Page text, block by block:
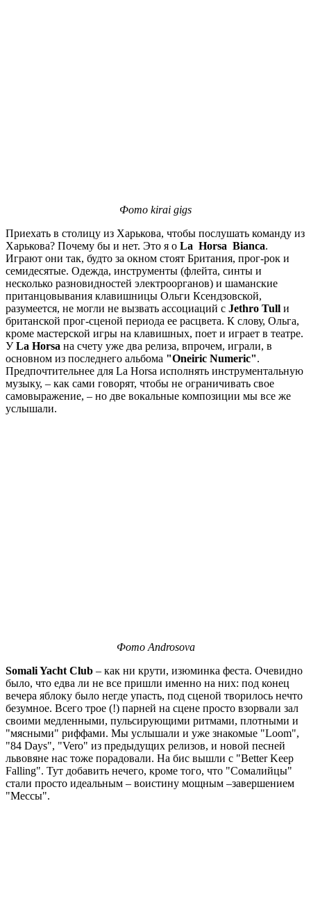
Фото kirai gigs
Приехать в столицу из Харькова, чтобы послушать команду из
Харькова? Почему бы и нет. Это я о La Horsa Bianca.
Играют они так, будто за окном стоят Британия, прог-рок и
семидесятые. Одежда, инструменты (флейта, синты и
несколько разновидностей электроорганов) и шаманские
пританцовывания клавишницы Ольги Ксендзовской,
разумеется, не могли не вызвать ассоциаций с Jethro Tull и
британской прог-сценой периода ее расцвета. К слову, Ольга,
кроме мастерской игры на клавишных, поет и играет в театре.
УLa Horsa на счету уже два релиза, впрочем, играли, в
основном из последнего альбома "Oneiric Numeric".
Предпочтительнее для La Horsa исполнять инструментальную
музыку, – как сами говорят, чтобы не ограничивать свое
самовыражение, – но две вокальные композиции мы все же
услышали.
Фото Androsova
Somali Yacht Club – как ни крути, изюминка феста. Очевидно
было, что едва ли не все пришли именно на них: под конец
вечера яблоку было негде упасть, под сценой творилось нечто
безумное. Всего трое (!) парней на сцене просто взорвали зал
своими медленными, пульсирующими ритмами, плотными и
"мясными" риффами. Мы услышали и уже знакомые "Loom",
"84 Days", "Vero" из предыдущих релизов, и новой песней
львовяне нас тоже порадовали. На бис вышли с "Better Keep
Falling". Тут добавить нечего, кроме того, что "Сомалийцы"
стали просто идеальным – воистину мощным –завершением
"Мессы".